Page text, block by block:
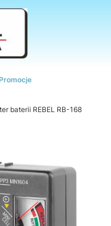
Promocje
baterii REBEL RB-168